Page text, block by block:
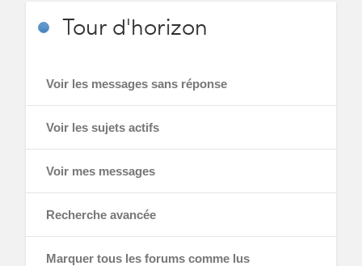
Tourd'horizon
Voir les messages sans réponse
Voir les sujets actifs
Voir mes messages
Recherche avancée
Marquer tous les forums comme lus